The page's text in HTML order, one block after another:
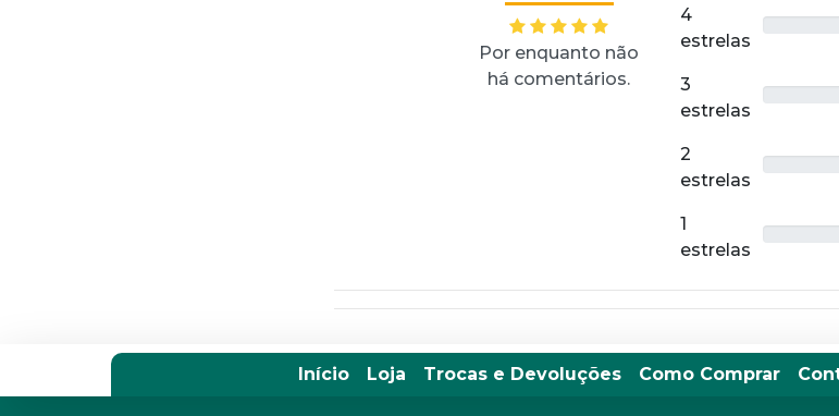
Por enquanto não
há comentários.
4
estrelas
3
estrelas
2
estrelas
1
estrelas
Início Loja Trocas e Devoluções Como Comprar